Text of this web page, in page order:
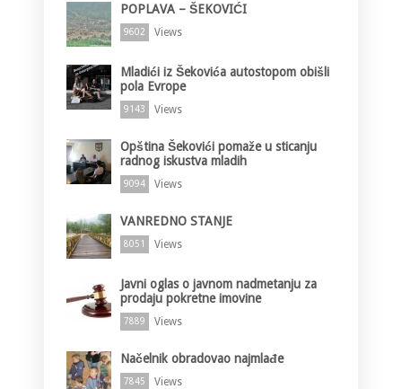
POPLAVA – ŠEKOVIĆI
9602 Views
Mladići iz Šekovića autostopom obišli
pola Evrope
9143 Views
Opština Šekovići pomaže u sticanju
radnog iskustva mladih
9094 Views
VANREDNO STANJE
8051 Views
Javni oglas o javnom nadmetanju za
prodaju pokretne imovine
7889 Views
Načelnik obradovao najmlađe
7845 Views